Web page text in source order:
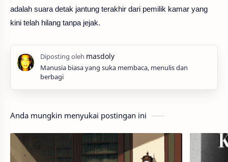
adalah suara detak jantung terakhir dari pemilik kamar yang
kini telah hilang tanpa jejak.
Manusia biasa yang suka membaca, menulis dan
berbagi
Anda mungkin menyukai postingan ini